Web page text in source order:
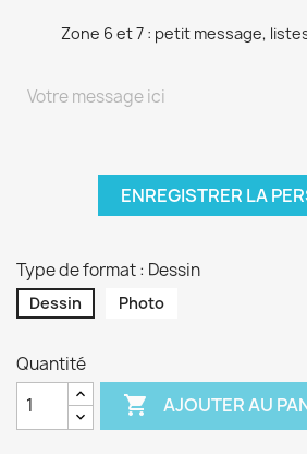
Zone 6 et 7 : petit message,
ENREGISTRER LA
Type de format : Dessin
Dessin Photo
Quantité
 AJOUTER AU